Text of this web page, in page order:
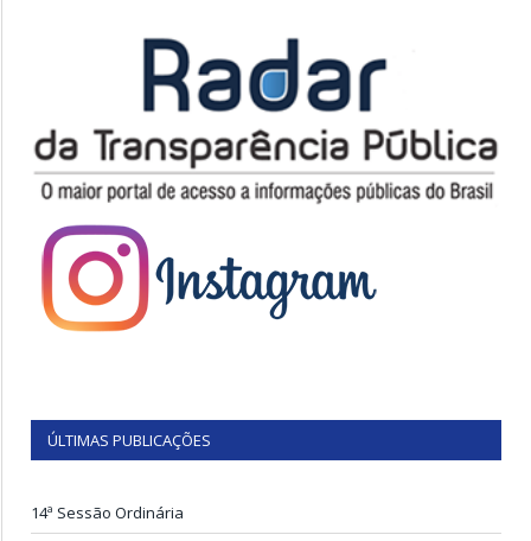
ÚLTIMAS PUBLICAÇÕES
14ª Sessão Ordinária